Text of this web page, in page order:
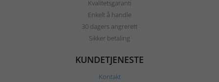
Kvalitetsgaranti
Enkelt å handle
30 dagers angrerett
Sikker betaling
KUNDETJENESTE
Kontakt